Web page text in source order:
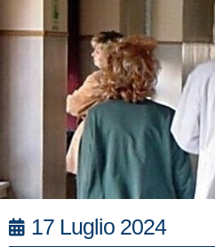
17 Luglio 2024